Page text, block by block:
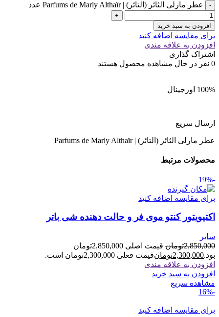
عطر مارلی الثائر (التائر) | Parfums de Marly Althaïr عدد
افزودن به سبد خرید
برای مقایسه اضافه کنید
افزودن به علاقه مندی
اشتراک گذاری
0 نفر در حال مشاهده محصول هستند
100% اورجینال
ارسال سریع
عطر مارلی الثائر (التائر) | Parfums de Marly Althaïr
محصولات مرتبط
-19%
برای مقایسه اضافه کنید
اکتیویتور کنتو موی فر و حالت دهنده شی باتر
سایر
2,850,000تومان
قیمت اصلی 2,850,000تومان
بود.2,300,000تومانقیمت فعلی 2,300,000تومان است.
افزودن به علاقه مندی
افزودن به سبد خرید
مشاهده سریع
-16%
برای مقایسه اضافه کنید